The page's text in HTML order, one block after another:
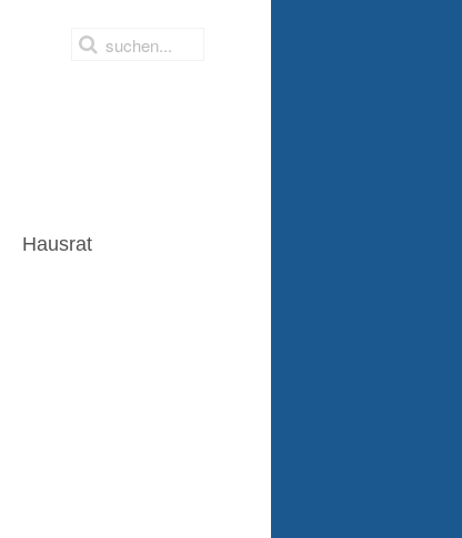
Hausrat